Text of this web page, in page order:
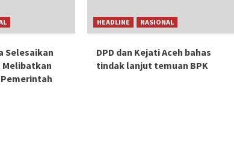
Selesaikan
Melibatkan
HEADLINE NASIONAL
DPD dan Kejati Aceh bahas
tindak lanjut temuan BPK